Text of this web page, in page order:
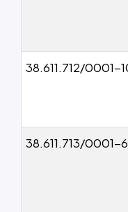
38.611.712/0001-
38.611.713/0001-